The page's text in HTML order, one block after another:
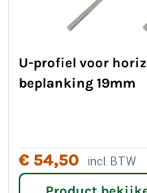
U-profiel voor
beplanking 19mm
€ 54,50 incl. BTW